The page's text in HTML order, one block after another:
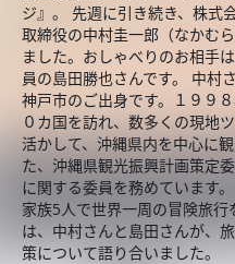
ジ』。 先週に引き続き、株式
取締役の中村圭一郎（なかむ
ました。おしゃべりのお相手
員の島田勝也さんです。 中村
神戸市のご出身です。１９９
０カ国を訪れ、数多くの現地
活かして、沖縄県内を中心に
た、沖縄県観光振興計画策定
に関する委員を務めています
家族5人で世界一周の冒険旅
は、中村さんと島田さんが、
策について語り合いました。